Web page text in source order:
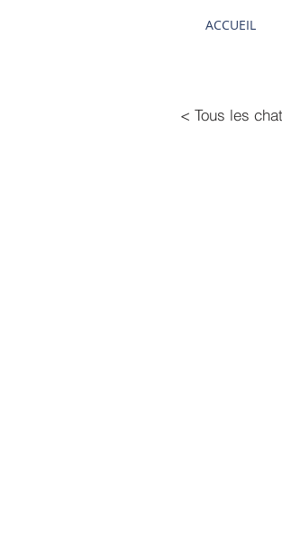
ACCUEIL
< Tous les